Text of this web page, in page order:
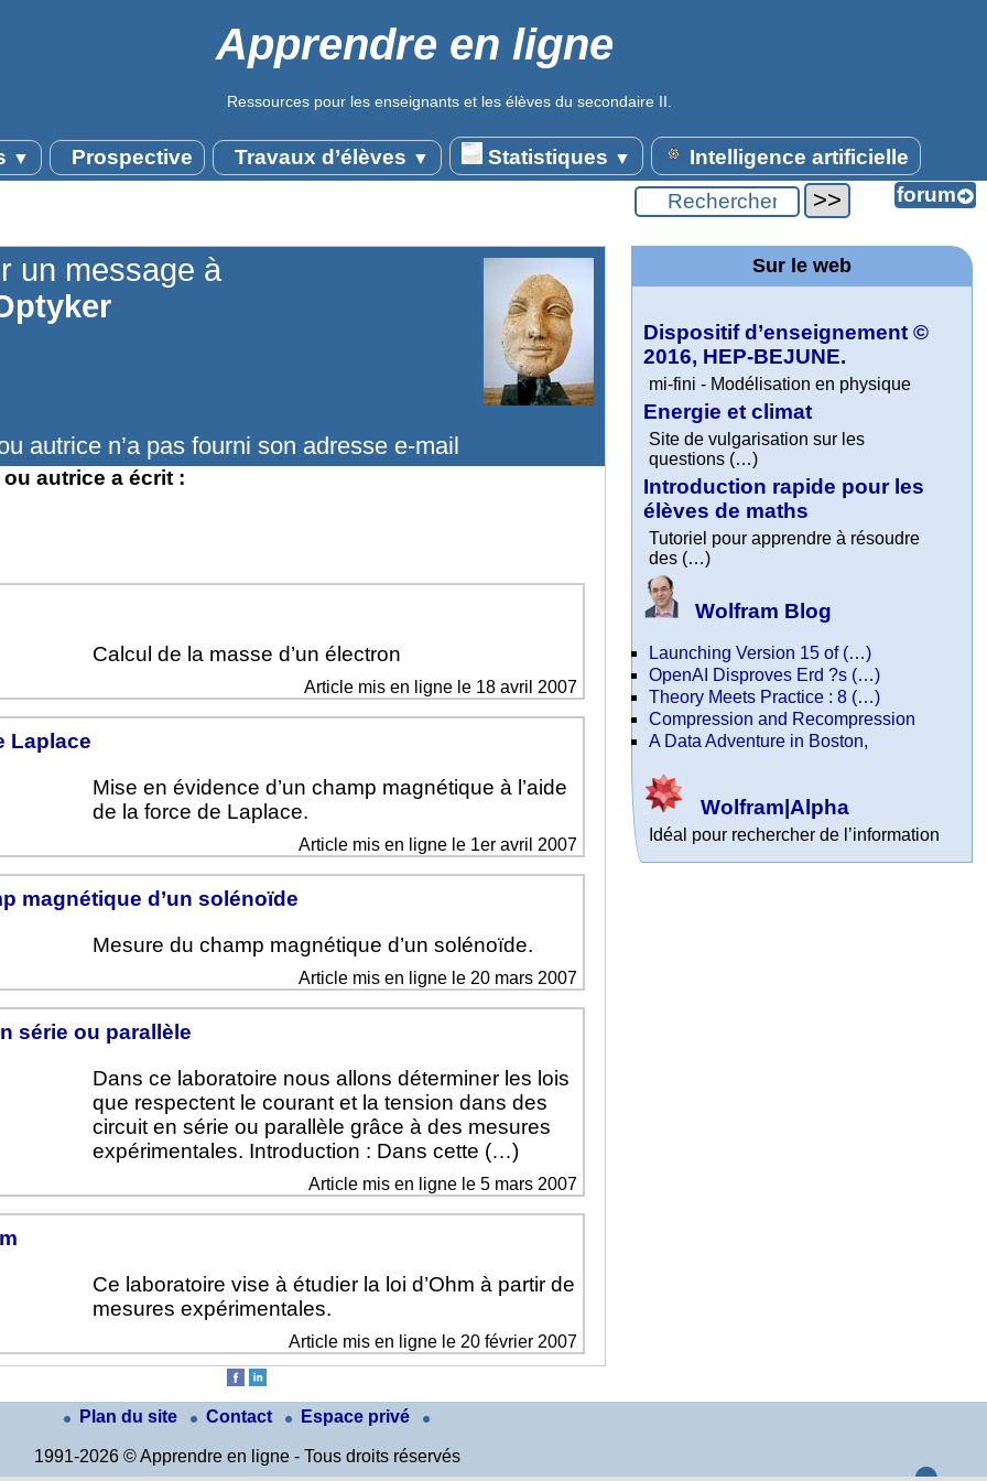
Apprendre en ligne
Ressources pour les enseignants et les élèves du secondaire II.
▼ Prospective Travaux d’élèves ▼ Statistiques ▼ Intelligence artificielle
un message à
autrice n’a pas fourni son adresse e-mail
autrice a écrit :
Calcul de la masse d’un électron
Article mis en ligne le 18 avril 2007
Laplace
Mise en évidence d’un champ magnétique à l’aide
de la force de Laplace.
Article mis en ligne le 1er avril 2007
magnétique d’un solénoïde
Mesure du champ magnétique d’un solénoïde.
Article mis en ligne le 20 mars 2007
série ou parallèle
Dans ce laboratoire nous allons déterminer les lois
que respectent le courant et la tension dans des
circuit en série ou parallèle grâce à des mesures
expérimentales. Introduction : Dans cette (…)
Article mis en ligne le 5 mars 2007
Ce laboratoire vise à étudier la loi d’Ohm à partir de
mesures expérimentales.
Article mis en ligne le 20 février 2007
Sur le web
Dispositif d’enseignement ©
2016, HEP-BEJUNE.
mi-fini - Modélisation en physique
Energie et climat
Site de vulgarisation sur les
questions (…)
Introduction rapide pour les
élèves de maths
Tutoriel pour apprendre à résoudre
des (…)
Wolfram Blog
Launching Version 15 of (…)
OpenAI Disproves Erd ?s (…)
Theory Meets Practice : 8 (…)
Compression and Recompression
A Data Adventure in Boston,
Wolfram|Alpha
Idéal pour rechercher de l’information
Plan du site Contact Espace privé
1991-2026 © Apprendre en ligne - Tous droits réservés